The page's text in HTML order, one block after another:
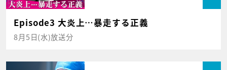
Episode3 大炎上…暴走する正義
8月5日(水)放送分